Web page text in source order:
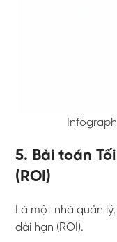
5. Bài toán
(ROI)
Là một nhà quản
dài hạn (ROI).